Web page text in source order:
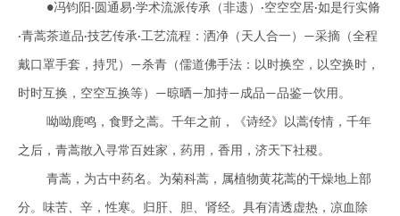
●冯钧阳 · 圆通易·学术流派传承（非遗） ·空空空居·如是行实脩
·青蒿茶道品·技艺传承·工艺流程：洒净（天人合一） —采摘（全程
戴口罩手套，持咒） —杀青（儒道佛手法：以时换空，以空换时，
时时互换，空空互换等） —晾晒—加持—成品—品鉴—饮用。
呦呦鹿鸣，食野之蒿。千年之前，《诗经》以蒿传情，千年
之后，青蒿散入寻常百姓家，药用，香用，济天下社稷。
青蒿，为古中药名。为菊科蒿，属植物黄花蒿的干燥地上部
分。味苦、辛，性寒。归肝、胆、肾经。具有清透虚热，凉血除